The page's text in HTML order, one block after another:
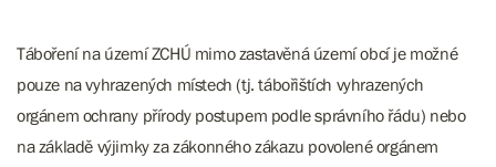
Táboření na území ZCHÚ mimo zastavěná území obcí je možné
pouze na vyhrazených místech (tj. tábořištích vyhrazených
orgánem ochrany přírody postupem podle správního řádu) nebo
na základě výjimky za zákonného zákazu povolené orgánem